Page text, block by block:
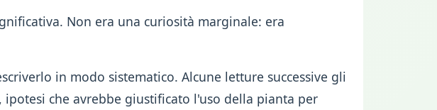
Non era una curiosità marginale: era
in modo sistematico. Alcune letture successive gli
che avrebbe giustificato l'uso della pianta per